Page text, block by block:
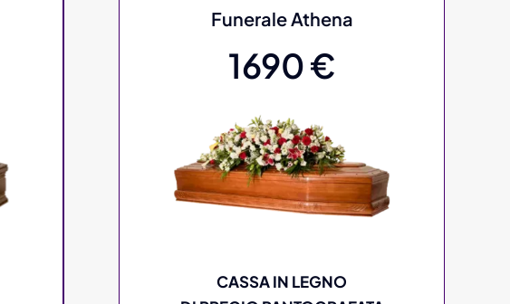
Funerale Athena
1690 €
CASSA IN LEGNO